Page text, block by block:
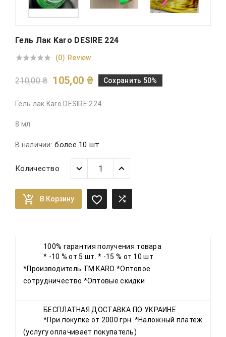
Гель Лак Karo DESIRE 224
 (0) Review
210,00 ₴ 105,00 ₴ Сохранить 50%
Гель лак Karo DESIRE 224
8 мл
В наличии: более 10 шт.
Количество
 В Корзину  
100% гарантия получения товара
* -10 % от 5 шт. * -15 % от 10 шт.
*Производитель ТМ KARO *Оптовое
сотрудничество *Оптовые скидки
БЕСПЛАТНАЯ ДОСТАВКА ПО УКРАИНЕ
*При покупке от 2000 грн. *Наложный платеж
(услугу оплачивает покупатель)